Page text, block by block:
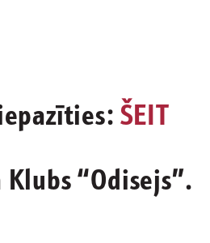
ŠEIT
“Odisejs”.